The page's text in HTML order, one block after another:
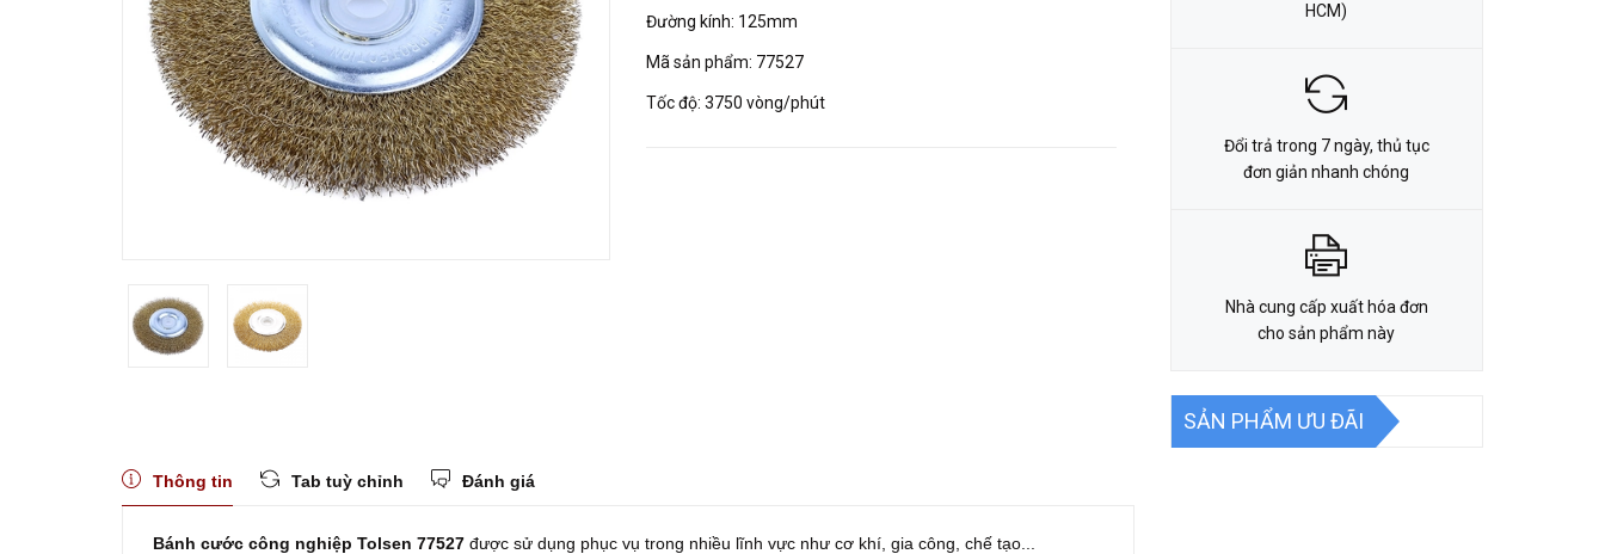
Đường kính: 125mm
Mã sản phẩm: 77527
Tốc độ: 3750 vòng/phút
Thông tin Tab tuỳ chỉnh Đánh giá
Bánh cước công nghiệp Tolsen 77527 được sử dụng phục vụ trong nhiều lĩnh vực như cơ khí, gia công, chế tạo...
HCM)
Đổi trả trong 7 ngày, thủ tục
đơn giản nhanh chóng
Nhà cung cấp xuất hóa đơn
cho sản phẩm này
SẢN PHẨM ƯU ĐÃI